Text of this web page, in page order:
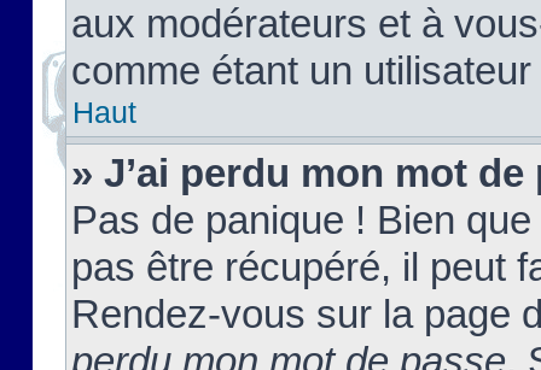
aux modérateurs et à
comme étant un
Haut
» J’ai perdu mon mot de
Pas de panique ! Bien
pas être récupéré, il peut
Rendez-vous sur la page
perdu mon mot de passe.